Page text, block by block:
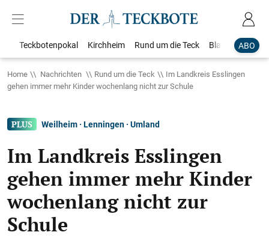
ABO
Teckbotenpokal Kirchheim Rund um die Teck Blaulicht
Home Nachrichten Rund um die Teck
Im Landkreis Esslingen
gehen immer mehr Kinder wochenlang nicht zur Schule
Weilheim · Lenningen · Umland
Im Landkreis Esslingen
gehen immer mehr Kinder
wochenlang nicht zur
Schule